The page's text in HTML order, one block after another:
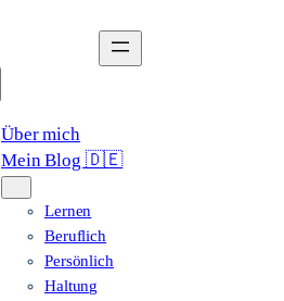
Über mich
Mein Blog 🇩🇪
Lernen
Beruflich
Persönlich
Haltung